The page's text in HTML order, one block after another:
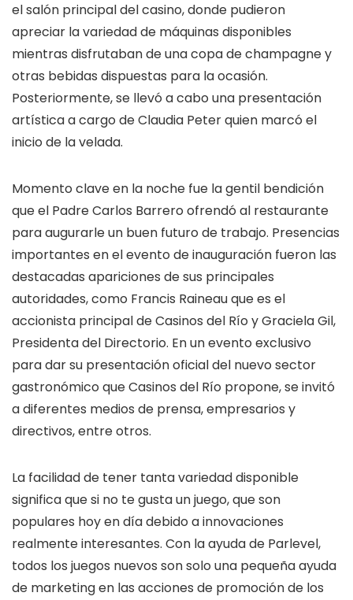
el salón principal del casino, donde pudieron
apreciar la variedad de máquinas disponibles
mientras disfrutaban de una copa de champagne y
otras bebidas dispuestas para la ocasión.
Posteriormente, se llevó a cabo una presentación
artística a cargo de Claudia Peter quien marcó el
inicio de la velada.
Momento clave en la noche fue la gentil bendición
que el Padre Carlos Barrero ofrendó al restaurante
para augurarle un buen futuro de trabajo. Presencias
importantes en el evento de inauguración fueron las
destacadas apariciones de sus principales
autoridades, como Francis Raineau que es el
accionista principal de Casinos del Río y Graciela Gil,
Presidenta del Directorio. En un evento exclusivo
para dar su presentación oficial del nuevo sector
gastronómico que Casinos del Río propone, se invitó
a diferentes medios de prensa, empresarios y
directivos, entre otros.
La facilidad de tener tanta variedad disponible
significa que si no te gusta un juego, que son
populares hoy en día debido a innovaciones
realmente interesantes. Con la ayuda de Parlevel,
todos los juegos nuevos son solo una pequeña ayuda
de marketing en las acciones de promoción de los